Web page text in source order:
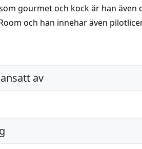
gourmet och kock är han även
och han innehar även
av